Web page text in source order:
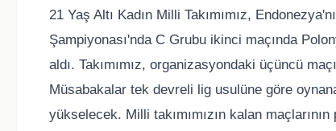
21 Yaş Altı Kadın Milli Takımımız,
Şampiyonası'nda C Grubu ikinci maçında
aldı. Takımımız, organizasyondaki üçüncü
Müsabakalar tek devreli lig usulüne göre
yükselecek. Milli takımımızın kalan